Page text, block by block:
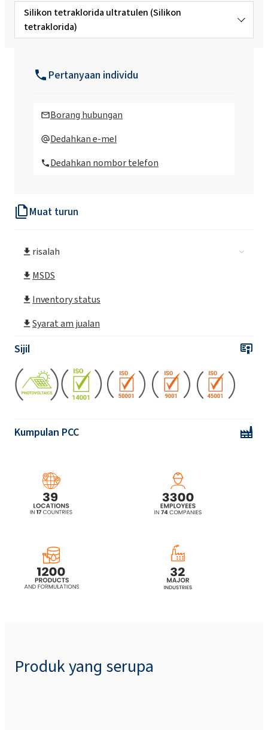
Muat turun
risalah
MSDS
Inventory status
Syarat am jualan
Sijil
Kumpulan PCC
Silikon tetraklorida ultratulen (Silikon
tetraklorida)
Pertanyaan individu
Borang hubungan
Dedahkan e-mel
Dedahkan nombor telefon
Produk yang serupa